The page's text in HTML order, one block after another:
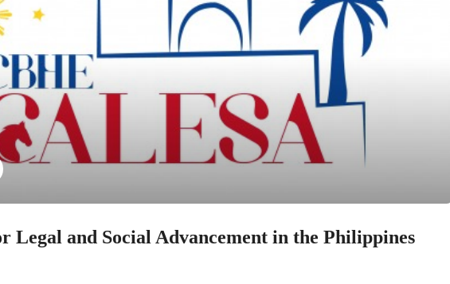
Legal and Social Advancement in the Philippines